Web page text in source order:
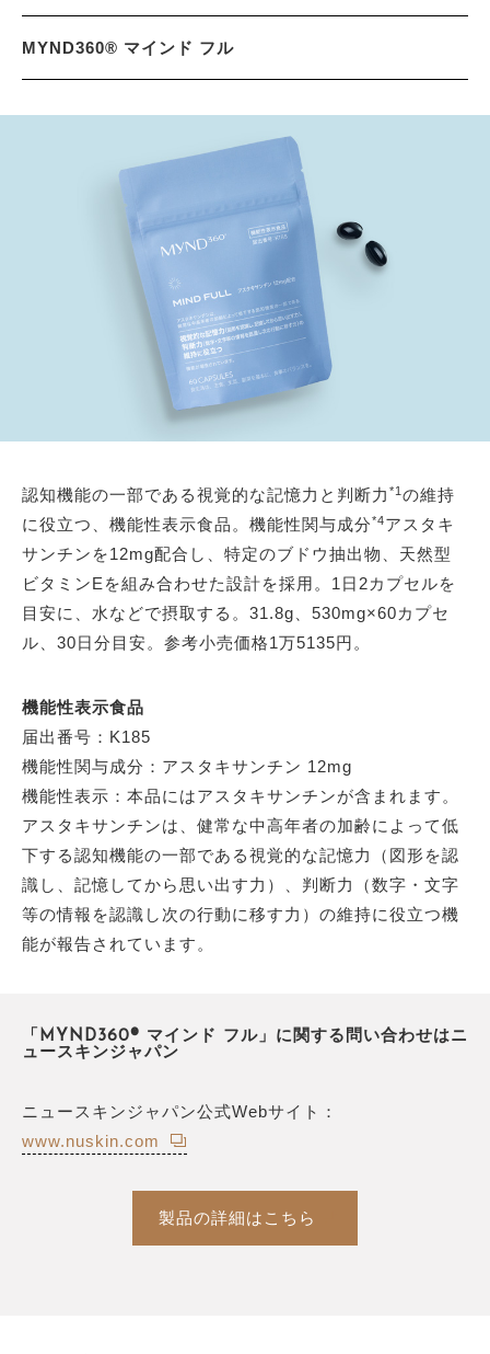
MYND360® マインド フル
認知機能の一部である視覚的な記憶力と判断力 *1 の維持
に役立つ、機能性表示食品。機能性関与成分*4アスタキ
サンチンを12mg配合し、特定のブドウ抽出物、天然型
ビタミンEを組み合わせた設計を採用。1日2カプセルを
目安に、水などで摂取する。31.8g、530mg×60カプセ
ル、30日分目安。参考小売価格1万5135円。
機能性表示食品
届出番号：K185
機能性関与成分：アスタキサンチン 12mg
機能性表示：本品にはアスタキサンチンが含まれます。
アスタキサンチンは、健常な中高年者の加齢によって低
下する認知機能の一部である視覚的な記憶力（図形を認
識し、記憶してから思い出す力）、判断力（数字・文字
等の情報を認識し次の行動に移す力）の維持に役立つ機
能が報告されています。
「MYND360® マインド フル」に関する問い合わせはニ
ュースキンジャパン
ニュースキンジャパン公式Webサイト：
www.nuskin.com
製品の詳細はこちら